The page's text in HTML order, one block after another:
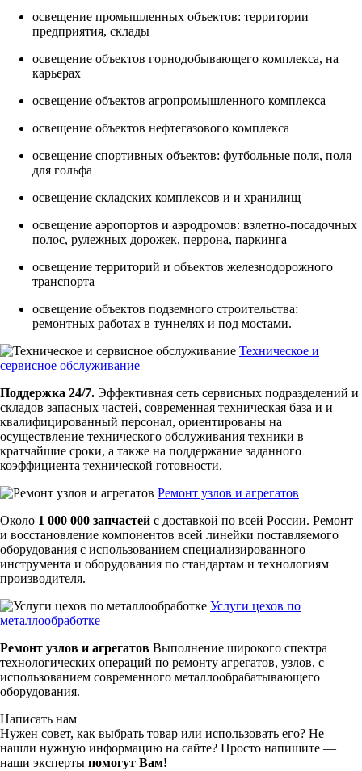
освещение промышленных объектов: территории
предприятия, склады
освещение объектов горнодобывающего комплекса, на
карьерах
освещение объектов агропромышленного комплекса
освещение объектов нефтегазового комплекса
освещение спортивных объектов: футбольные поля, поля
для гольфа
освещение складских комплексов и и хранилищ
освещение аэропортов и аэродромов: взлетно-посадочных
полос, рулежных дорожек, перрона, паркинга
освещение территорий и объектов железнодорожного
транспорта
освещение объектов подземного строительства:
ремонтных работах в туннелях и под мостами.
Техническое и
сервисное обслуживание
Поддержка 24/7. Эффективная сеть сервисных подразделений и
складов запасных частей, современная техническая база и и
квалифицированный персонал, ориентированы на
осуществление технического обслуживания техники в
кратчайшие сроки, а также на поддержание заданного
коэффициента технической готовности.
Ремонт узлов и агрегатов
Около 1 000 000 запчастей с доставкой по всей России. Ремонт
и восстановление компонентов всей линейки поставляемого
оборудования с использованием специализированного
инструмента и оборудования по стандартам и технологиям
производителя.
Услуги цехов по
металлообработке
Ремонт узлов и агрегатов Выполнение широкого спектра
технологических операций по ремонту агрегатов, узлов, с
использованием современного металлообрабатывающего
оборудования.
Написать нам
Нужен совет, как выбрать товар или использовать его? Не
нашли нужную информацию на сайте? Просто напишите —
наши эксперты помогут Вам!